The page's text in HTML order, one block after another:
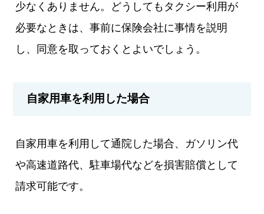
少なくありません。どうしてもタクシー利用が
必要なときは、事前に保険会社に事情を説明
し、同意を取っておくとよいでしょう。
自家用車を利用した場合
自家用車を利用して通院した場合、ガソリン代
や高速道路代、駐車場代などを損害賠償として
請求可能です。